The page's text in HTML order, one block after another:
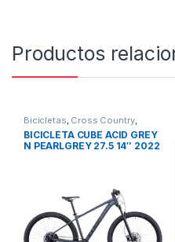
Productos
Bicicletas, Cross Country,
Montaña,Rigidas
BICICLETA CUBE ACID GREY
N PEARLGREY 27.5 14″ 2022